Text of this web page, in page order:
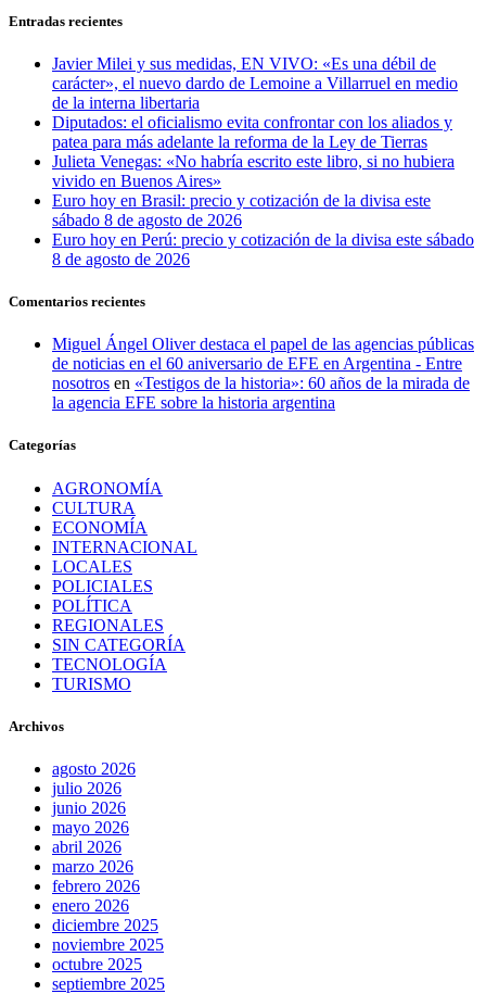
Entradas recientes
Javier Milei y sus medidas, EN VIVO: «Es una débil de
carácter», el nuevo dardo de Lemoine a Villarruel en medio
de la interna libertaria
Diputados: el oficialismo evita confrontar con los aliados y
patea para más adelante la reforma de la Ley de Tierras
Julieta Venegas: «No habría escrito este libro, si no hubiera
vivido en Buenos Aires»
Euro hoy en Brasil: precio y cotización de la divisa este
sábado 8 de agosto de 2026
Euro hoy en Perú: precio y cotización de la divisa este sábado
8 de agosto de 2026
Comentarios recientes
Miguel Ángel Oliver destaca el papel de las agencias públicas
de noticias en el 60 aniversario de EFE en Argentina - Entre
nosotros en «Testigos de la historia»: 60 años de la mirada de
la agencia EFE sobre la historia argentina
Categorías
AGRONOMÍA
CULTURA
ECONOMÍA
INTERNACIONAL
LOCALES
POLICIALES
POLÍTICA
REGIONALES
SIN CATEGORÍA
TECNOLOGÍA
TURISMO
Archivos
agosto 2026
julio 2026
junio 2026
mayo 2026
abril 2026
marzo 2026
febrero 2026
enero 2026
diciembre 2025
noviembre 2025
octubre 2025
septiembre 2025